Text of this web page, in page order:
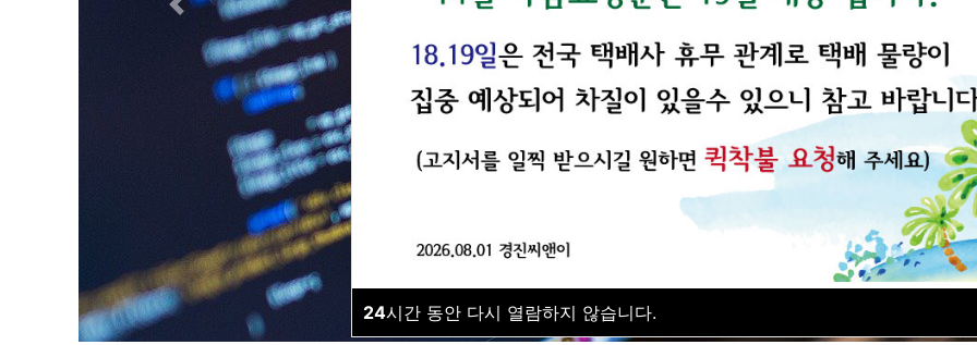
24시간 동안 다시 열람하지 않습니다.
KYUNGJIN C&E
프로그램개발 아파트업무 전산화 프로그램
Previous